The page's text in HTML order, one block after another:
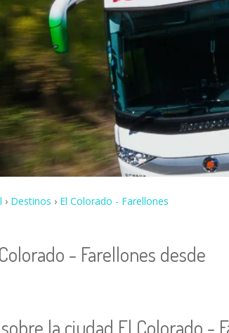
Destinos El Colorado - Farellones
- Farellones desde
la ciudad El Colorado -